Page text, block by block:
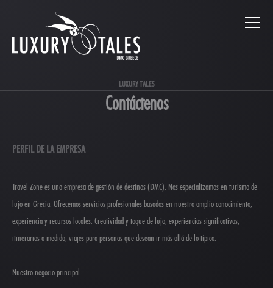
LUXURY TALES
Contáctenos
PERFIL DE LA EMPRESA
Travel Zone es una empresa de gestión de destinos (DMC). Nos especializamos en turismo de
lujo en Grecia. Ofrecemos servicios profesionales basados en nuestro amplio conocimiento,
experiencia y recursos locales. Creatividad y toque de lujo, experiencias significativas,
itinerarios a medida, viajes para personas que desean ir más allá de lo típico.
Nuestro negocio principal: